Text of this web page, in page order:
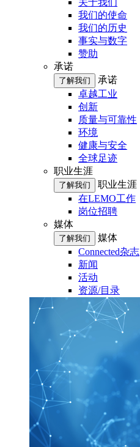
关于我们
我们的使命
我们的历史
事实与数字
赞助
承诺
了解我们
承诺
卓越工业
创新
质量与可靠性
环境
健康与安全
全球足迹
职业生涯
了解我们
职业生涯
在LEMO工作
岗位招聘
媒体
了解我们
媒体
Connected杂志
新闻
活动
资源/目录